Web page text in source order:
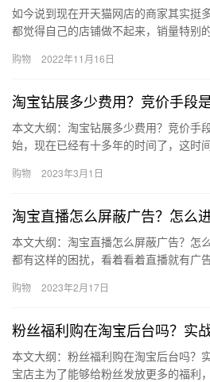
如今说到现在开天猫网店的商家其实挺
都觉得自己的店铺做不起来，销量特别
吧。天猫…
购物 2022年11月16日
淘宝钻展多少费用？竞价手段
本文大纲：淘宝钻展多少费用？竞价手
始，现在已经有十多年的时间了，这时
货，但是…
购物 2023年3月1日
淘宝直播怎么屏蔽广告？怎么
本文大纲：淘宝直播怎么屏蔽广告？怎
都有这样的困扰，看着看着直播就有广
很让…
购物 2023年2月17日
粉丝福利购在淘宝后台吗？实
本文大纲：粉丝福利购在淘宝后台吗？
宝店主为了能够给粉丝发放更多的福利